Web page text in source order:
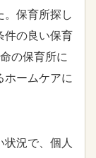
。保育所探し
件の良い保育
の保育所に
ホームケアに
況で、個人